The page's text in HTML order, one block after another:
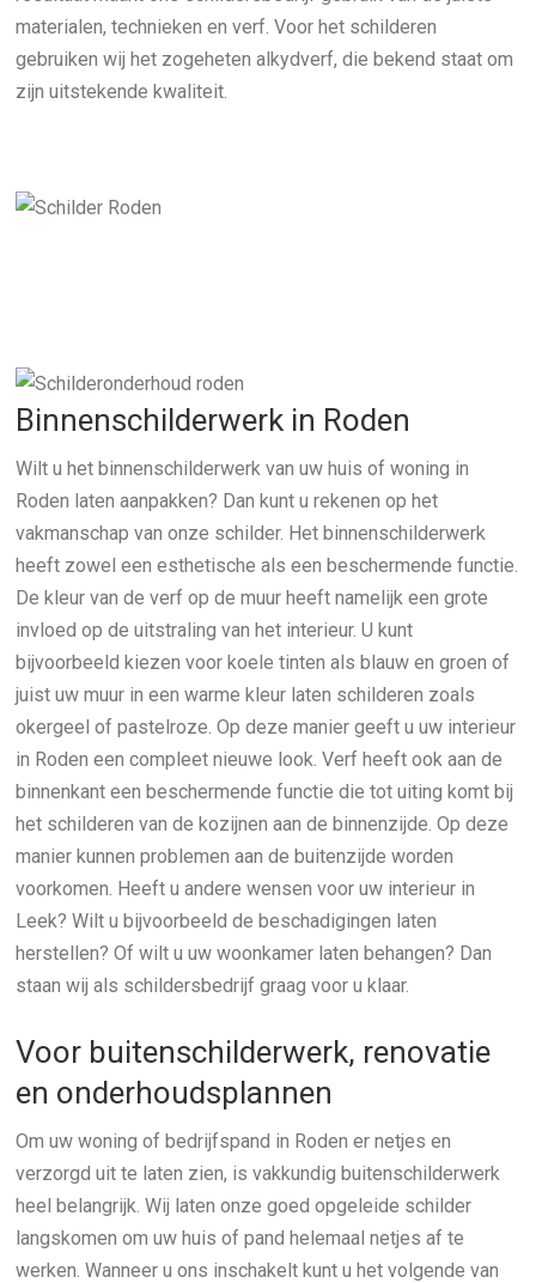
materialen, technieken en verf. Voor het schilderen
gebruiken wij het zogeheten alkydverf, die bekend staat om
zijn uitstekende kwaliteit.
Binnenschilderwerk in Roden
Wilt u het binnenschilderwerk van uw huis of woning in
Roden laten aanpakken? Dan kunt u rekenen op het
vakmanschap van onze schilder. Het binnenschilderwerk
heeft zowel een esthetische als een beschermende functie.
De kleur van de verf op de muur heeft namelijk een grote
invloed op de uitstraling van het interieur. U kunt
bijvoorbeeld kiezen voor koele tinten als blauw en groen of
juist uw muur in een warme kleur laten schilderen zoals
okergeel of pastelroze. Op deze manier geeft u uw interieur
in Roden een compleet nieuwe look. Verf heeft ook aan de
binnenkant een beschermende functie die tot uiting komt bij
het schilderen van de kozijnen aan de binnenzijde. Op deze
manier kunnen problemen aan de buitenzijde worden
voorkomen. Heeft u andere wensen voor uw interieur in
Leek? Wilt u bijvoorbeeld de beschadigingen laten
herstellen? Of wilt u uw woonkamer laten behangen? Dan
staan wij als schildersbedrijf graag voor u klaar.
Voor buitenschilderwerk, renovatie
en onderhoudsplannen
Om uw woning of bedrijfspand in Roden er netjes en
verzorgd uit te laten zien, is vakkundig buitenschilderwerk
heel belangrijk. Wij laten onze goed opgeleide schilder
langskomen om uw huis of pand helemaal netjes af te
werken. Wanneer u ons inschakelt kunt u het volgende van